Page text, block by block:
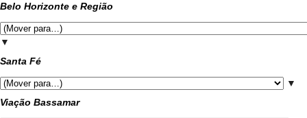
Belo Horizonte e Região
▼
Santa Fé
▼
Viação Bassamar